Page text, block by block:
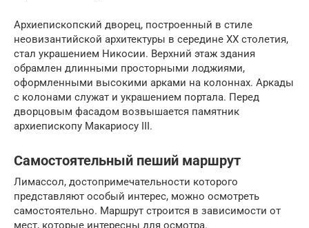
Архиепископский дворец, построенный в стиле
неовизантийской архитектуры в середине ХХ столетия,
стал украшением Никосии. Верхний этаж здания
обрамлен длинными просторными лоджиями,
оформленными высокими арками на колоннах. Аркады
с колонами служат и украшением портала. Перед
дворцовым фасадом возвышается памятник
архиепископу Макариосу III.
Самостоятельный пеший маршрут
Лимассол, достопримечательности которого
представляют особый интерес, можно осмотреть
самостоятельно. Маршрут строится в зависимости от
мест, которые интересны для осмотра.